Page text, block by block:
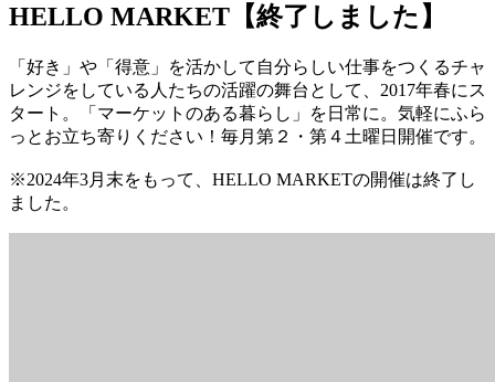
HELLO MARKET 【終了しました】
「好き」や「得意」を活かして自分らしい仕事をつくるチャ
レンジをしている人たちの活躍の舞台として、2017年春にス
タート。「マーケットのある暮らし」を日常に。気軽にふら
っとお立ち寄りください！毎月第２・第４土曜日開催です。
※2024年3月末をもって、HELLO MARKETの開催は終了し
ました。